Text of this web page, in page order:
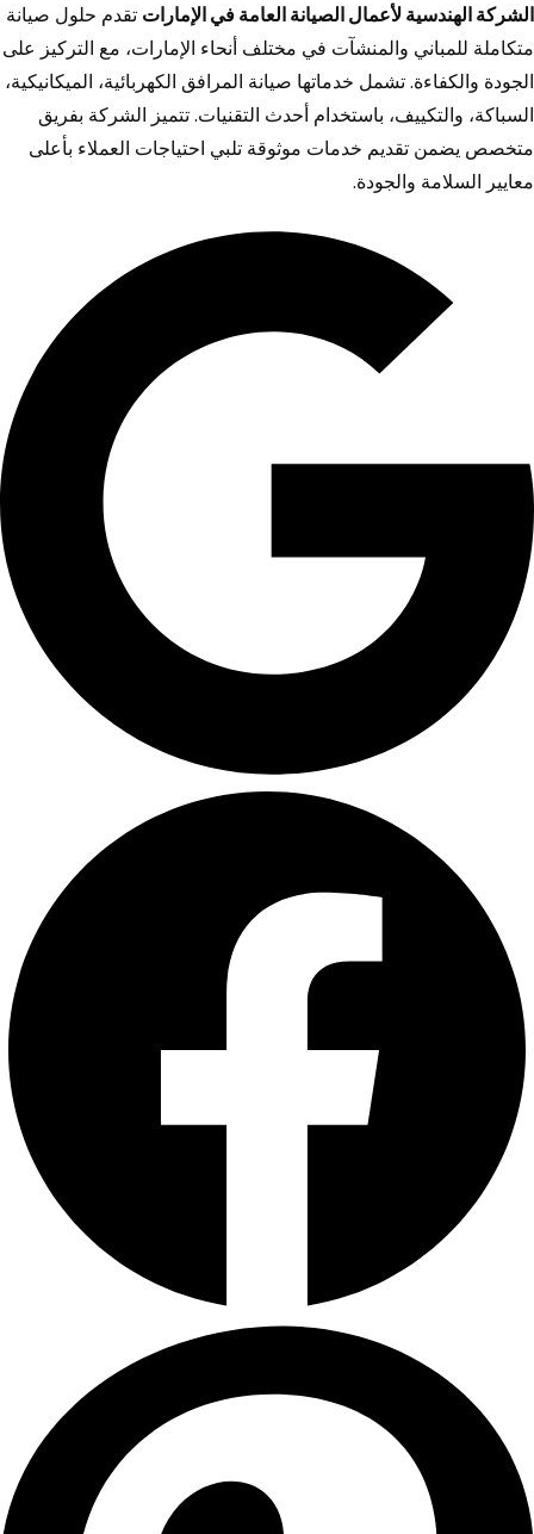
الشركة الهندسية لأعمال الصيانة العامة في الإمارات تقدم حلول صيانة
متكاملة للمباني والمنشآت في مختلف أنحاء الإمارات، مع التركيز على
الجودة والكفاءة. تشمل خدماتها صيانة المرافق الكهربائية، الميكانيكية،
السباكة، والتكييف، باستخدام أحدث التقنيات. تتميز الشركة بفريق
متخصص يضمن تقديم خدمات موثوقة تلبي احتياجات العملاء بأعلى
معايير السلامة والجودة.